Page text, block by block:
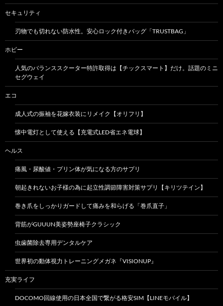
セキュリティ
刃物でも切れない防水性。安心ロック付きバッグ「TRUSTBAG」
ホビー
人気のバランススクーター特許取得は【チックスマート】だけ。話題のミニ
セグウェイ
エコ
成人式の振袖を花嫁衣装にリメイク【オリフリ】
懐中電灯として使える【充電式LED省エネ電球】
ヘルス
痛風・尿酸値・プリン体が気になる方のサプリ
朝起きれないお子様の為に起立性調節障害対策サプリ【キリツテイン】
巻き爪をしっかりガードして痛みを和らげる「巻爪直子」
背筋がGUUUN美姿勢座椅子クラシック
虫歯菌除去専用デンタルケア
世界初の動体視力トレーニングメガネ『VISIONUP』
充実ライフ
DOCOMO回線使用の日本全国で繋がる格安SIM【LINEモバイル】